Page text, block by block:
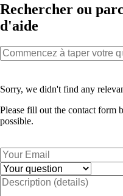
Rechercher ou
d'aide
Sorry, we didn't find any
Please fill out the contact form
possible.